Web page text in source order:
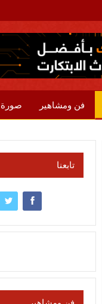
فن ومشاهير صورة
تابعنا